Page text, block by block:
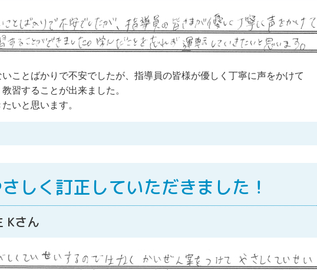
ことばかりで不安でしたが、指導員の皆様が優しく丁寧に声をかけて
習することが出来ました。
いと思います。
しく訂正していただきました！
Kさん